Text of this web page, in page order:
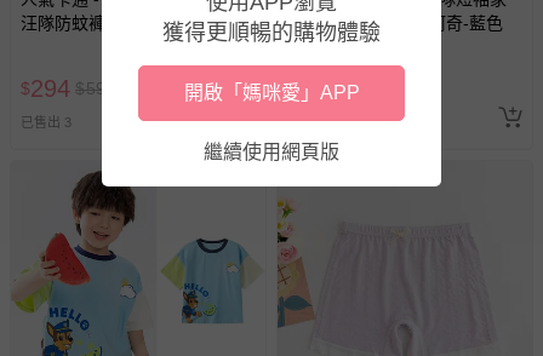
退換貨須知
您所購買的商品享有7天的鑑賞期／猶豫期權益，但此期間
並非試用期，您所退回的商品必須是未經使用的全新狀態，
包含完整包裝、配件、說明文件及贈品等。
如需退換貨，請於收到商品7天（含例假日內提出），如為
瑕疵退換貨所產生的運費，將由媽咪愛負責處理，若非瑕疵
退貨，您可至『查詢訂單』>『已出貨』中查詢該筆訂單，
並點選『我要退貨』即可進行申請。若有相關退貨問題，請
汪隊防蚊褲/空調褲-粉色
$294 $590
已售出 3 追蹤
居服套裝-卡通人物阿奇-藍色
$414 $790
已售出 4
獲得更順暢的購物體驗
開啟「媽咪愛」APP
繼續使用網頁版